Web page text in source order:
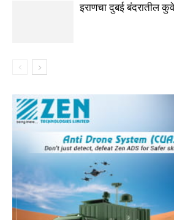
इराणचा दुबई बंदरातील